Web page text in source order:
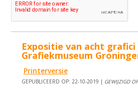
Expositie van acht grafici
Grafiekmuseum
Printerversie
GEPUBLICEERD OP: 22-10-2019 | GEWIJZIGD